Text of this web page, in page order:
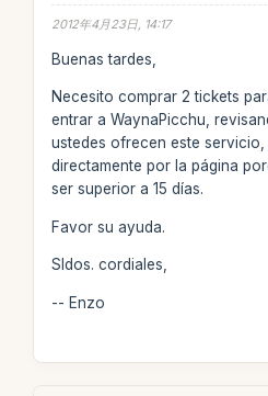
2012年4月23日, 14:17
Buenas tardes,
Necesito comprar 2 tickets
entrar a WaynaPicchu,
ustedes ofrecen este
directamente por la página
ser superior a 15 días.
Favor su ayuda.
Sldos. cordiales,
-- Enzo